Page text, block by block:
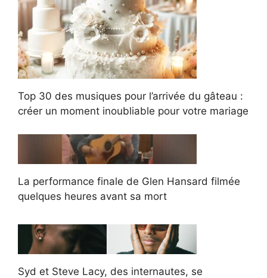
Top 30 des musiques pour l’arrivée du gâteau :
créer un moment inoubliable pour votre mariage
La performance finale de Glen Hansard filmée
quelques heures avant sa mort
Syd et Steve Lacy, des internautes, se